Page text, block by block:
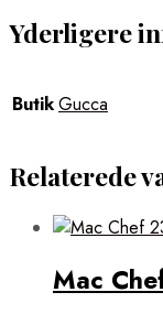
Yderligere
ButikGucca
Relaterede
Mac